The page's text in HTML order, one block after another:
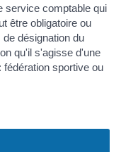
service comptable qui
être obligatoire ou
désignation du
qu'il s'agisse d'une
sportive ou